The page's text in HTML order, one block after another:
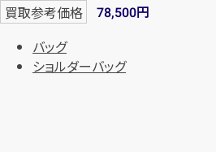
買取参考価格 78,500円
バッグ
ショルダーバッグ